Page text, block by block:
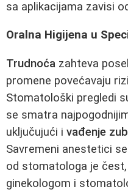
sa aplikacijama zavisi
Oralna Higijena u
Trudnoća zahteva
promene povećavaju
Stomatološki pregledi
se smatra
uključujući i vađenje
Savremeni anestetici
od stomatologa je
ginekologom i